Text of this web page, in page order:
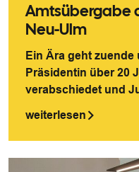
Amtsübergabe
Neu-Ulm
Ein Ära geht
Präsidentin über 20
verabschiedet und
weiterlesen